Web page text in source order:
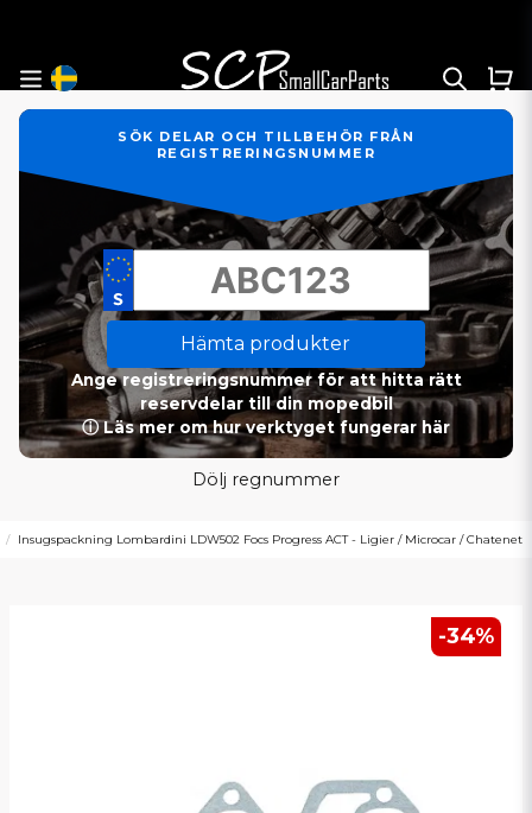
SÖK DELAR OCH TILLBEHÖR FRÅN
REGISTRERINGSNUMMER
Hämta produkter
Ange registreringsnummer för att hitta rätt
reservdelar till din mopedbil
ⓘ Läs mer om hur verktyget fungerar här
Dölj regnummer
Insugspackning Lombardini LDW502 Focs Progress ACT - Ligier / Microcar / Chatenet
-34%